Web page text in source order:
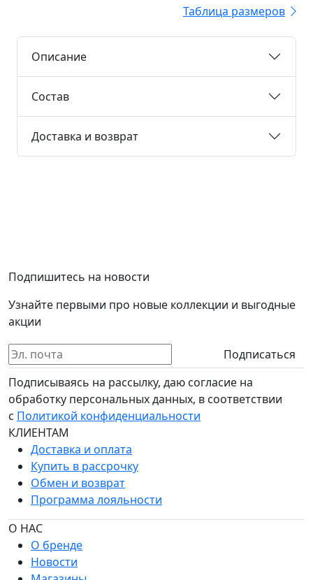
Таблица размеров
Описание
Состав
Доставка и возврат
Подпишитесь на новости
Узнайте первыми про новые коллекции и выгодные
акции
Подписаться
Подписываясь на рассылку, даю согласие на
обработку персональных данных, в соответствии
с Политикой конфиденциальности
КЛИЕНТАМ
Доставка и оплата
Купить в рассрочку
Обмен и возврат
Программа лояльности
О НАС
О бренде
Новости